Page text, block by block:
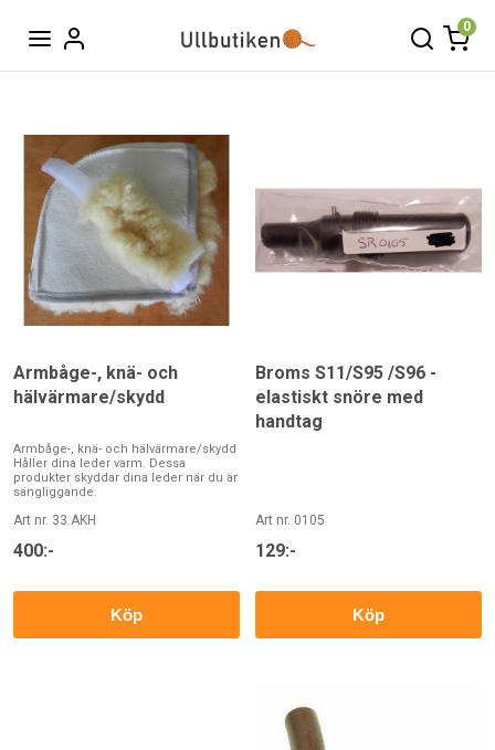
0
Armbåge-, knä- och
hälvärmare/skydd
Armbåge-, knä- och hälvärmare/skydd
Håller dina leder varm. Dessa
produkter skyddar dina leder när du är
sängliggande.
Art nr. 33.AKH
400:-
Köp
Broms S11/S95 /S96 -
elastiskt snöre med
handtag
Art nr. 0105
129:-
Köp